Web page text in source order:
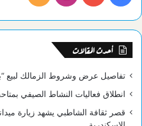
الموقع
أحدث المقالات
تفاصيل عرض وشروط الزمالك لبيع
انطلاق فعاليات النشاط الصيفي
قصر ثقافة الشاطبي يشهد زيارة